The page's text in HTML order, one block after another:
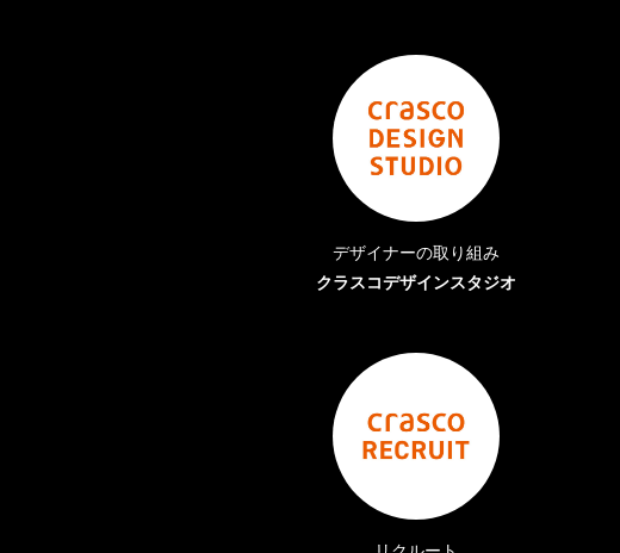
デザイナーの取り組み
クラスコデザインスタジオ